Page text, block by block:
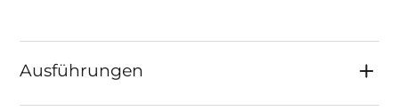
Ausführungen